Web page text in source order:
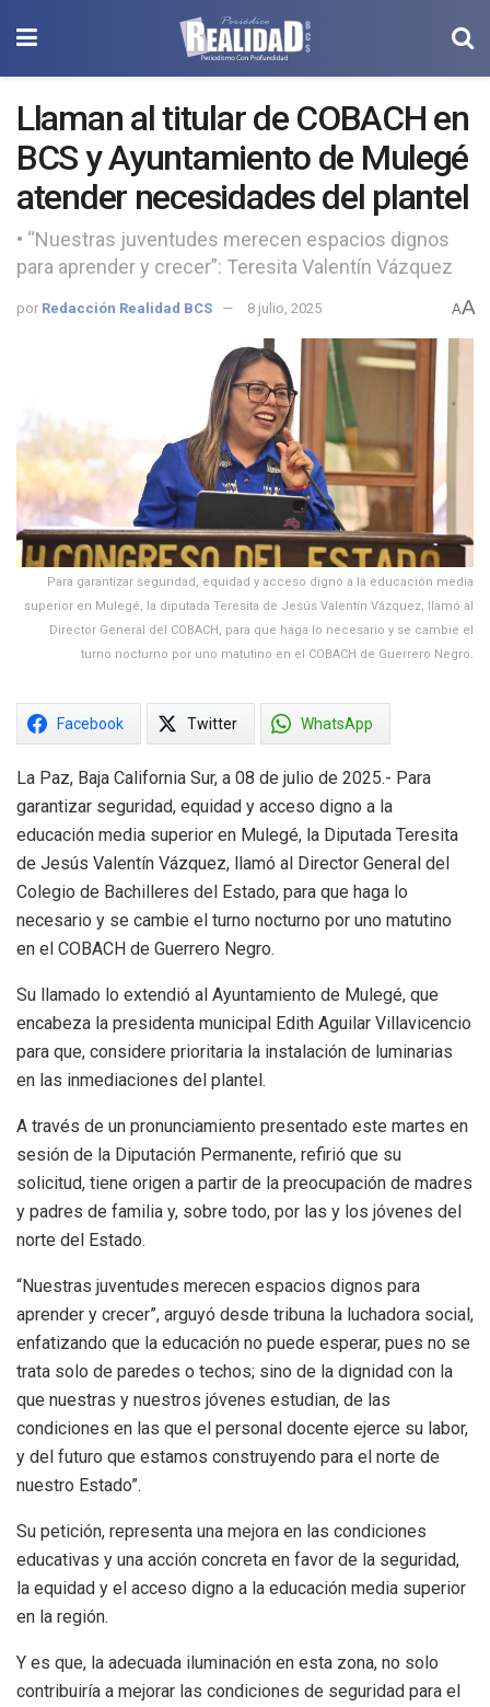
Llaman al titular de COBACH en
BCS y Ayuntamiento de Mulegé
atender necesidades del plantel
• “Nuestras juventudes merecen espacios dignos
para aprender y crecer”: Teresita Valentín Vázquez
por Redacción Realidad BCS 8 julio, 2025 AA
Para garantizar seguridad, equidad y acceso digno a la educación media
superior en Mulegé, la diputada Teresita de Jesús Valentín Vázquez, llamó al
Director General del COBACH, para que haga lo necesario y se cambie el
turno nocturno por uno matutino en el COBACH de Guerrero Negro.
Facebook Twitter WhatsApp
La Paz, Baja California Sur, a 08 de julio de 2025.- Para
garantizar seguridad, equidad y acceso digno a la
educación media superior en Mulegé, la Diputada Teresita
de Jesús Valentín Vázquez, llamó al Director General del
Colegio de Bachilleres del Estado, para que haga lo
necesario y se cambie el turno nocturno por uno matutino
en el COBACH de Guerrero Negro.
Su llamado lo extendió al Ayuntamiento de Mulegé, que
encabeza la presidenta municipal Edith Aguilar Villavicencio
para que, considere prioritaria la instalación de luminarias
en las inmediaciones del plantel.
A través de un pronunciamiento presentado este martes en
sesión de la Diputación Permanente, refirió que su
solicitud, tiene origen a partir de la preocupación de madres
y padres de familia y, sobre todo, por las y los jóvenes del
norte del Estado.
“Nuestras juventudes merecen espacios dignos para
aprender y crecer”, arguyó desde tribuna la luchadora social,
enfatizando que la educación no puede esperar, pues no se
trata solo de paredes o techos; sino de la dignidad con la
que nuestras y nuestros jóvenes estudian, de las
condiciones en las que el personal docente ejerce su labor,
y del futuro que estamos construyendo para el norte de
nuestro Estado”.
Su petición, representa una mejora en las condiciones
educativas y una acción concreta en favor de la seguridad,
la equidad y el acceso digno a la educación media superior
en la región.
Y es que, la adecuada iluminación en esta zona, no solo
contribuiría a mejorar las condiciones de seguridad para el